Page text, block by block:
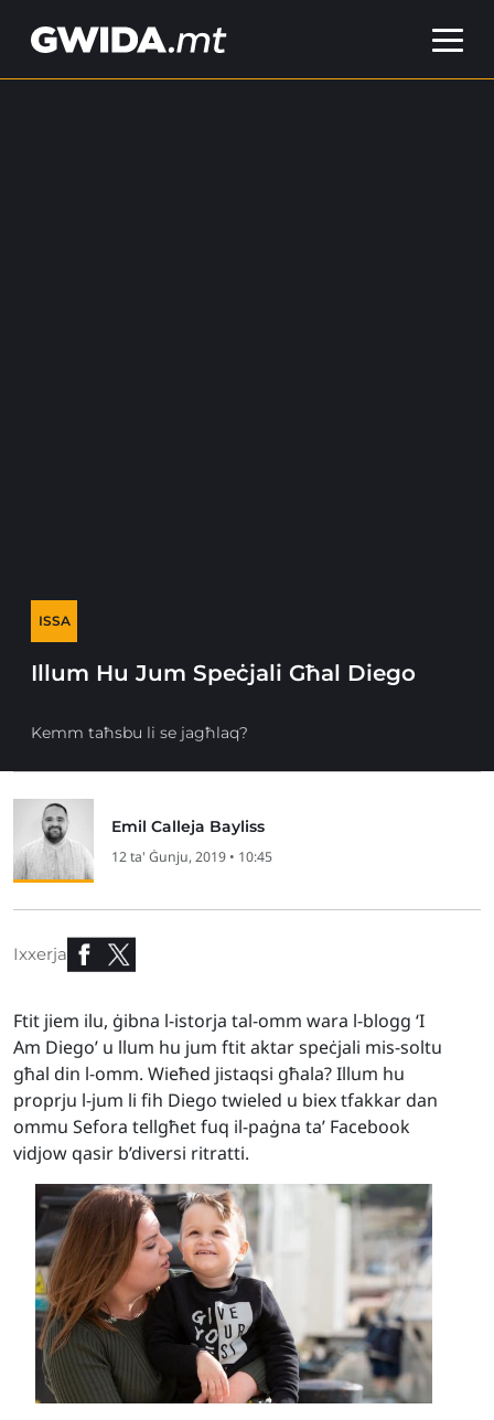
ISSA
Illum Hu Jum Speċjali Għal Diego
Kemm taħsbu li se jagħlaq?
Emil Calleja Bayliss
12 ta' Ġunju, 2019 • 10:45
Ixxerja
Ftit jiem ilu, ġibna l-istorja tal-omm wara l-blogg ‘I
Am Diego’ u llum hu jum ftit aktar speċjali mis-soltu
għal din l-omm. Wieħed jistaqsi għala? Illum hu
proprju l-jum li fih Diego twieled u biex tfakkar dan
ommu Sefora tellgħet fuq il-paġna ta’ Facebook
vidjow qasir b’diversi ritratti.